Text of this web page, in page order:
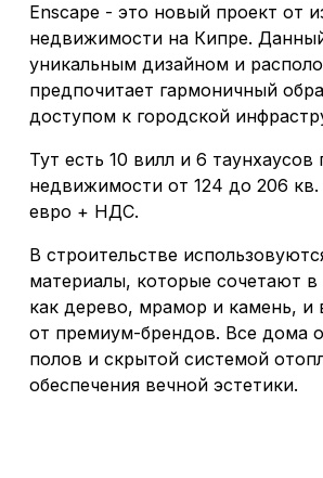
Enscape - это новый проект от
недвижимости на Кипре.
уникальным дизайном и
предпочитает гармоничный
доступом к городской
Тут есть 10 вилл и 6
недвижимости от 124 до 206
евро + НДС.
В строительстве
материалы, которые сочетают
как дерево, мрамор и камень, и
от премиум-брендов. Все дома
полов и скрытой системой
обеспечения вечной эстетики.